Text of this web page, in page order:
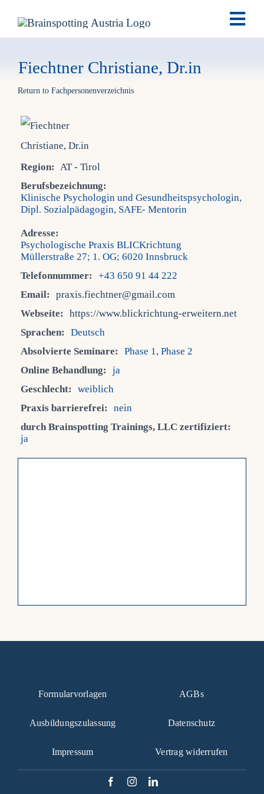
Fiechtner Christiane, Dr.in
Return to Fachpersonenverzeichnis
Region:
AT - Tirol
Berufsbezeichnung:
Klinische Psychologin und Gesundheitspsychologin,
Dipl. Sozialpädagogin, SAFE- Mentorin
Adresse:
Psychologische Praxis BLICKrichtung
Müllerstraße 27; 1. OG; 6020 Innsbruck
Telefonnummer:
+43 650 91 44 222
Email:
praxis.fiechtner@gmail.com
Webseite:
https://www.blickrichtung-erweitern.net
Sprachen:
Deutsch
Absolvierte Seminare:
Phase 1, Phase 2
Online Behandlung:
ja
Geschlecht:
weiblich
Praxis barrierefrei:
nein
durch Brainspotting Trainings, LLC zertifiziert:
ja
Formularvorlagen
Ausbildungszulassung
Impressum
AGBs
Datenschutz
Vertrag widerrufen